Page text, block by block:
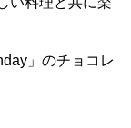
」のチョコレ